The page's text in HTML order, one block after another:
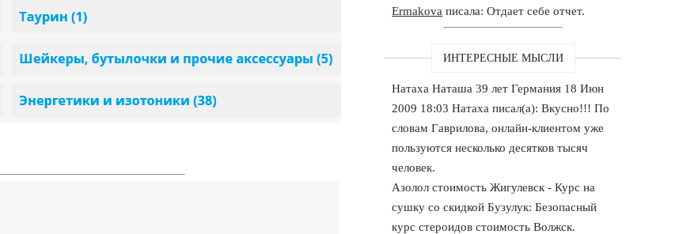
Ermakova писала: Отдает себе отчет.
ИНТЕРЕСНЫЕ МЫСЛИ
Натаха Наташа 39 лет Германия 18 Июн
2009 18:03 Натаха писал(а): Вкусно!!! По
словам Гаврилова, онлайн-клиентом уже
пользуются несколько десятков тысяч
человек.
Азолол стоимость Жигулевск - Курс на
сушку со скидкой Бузулук: Безопасный
курс стероидов стоимость Волжск.